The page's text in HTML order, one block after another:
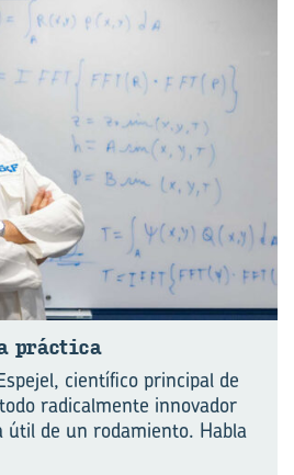
prác­ti­ca
científico principal de
radicalmente innovador
útil de un rodamiento. Habla